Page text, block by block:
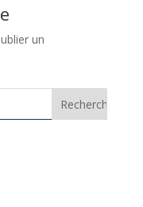
un